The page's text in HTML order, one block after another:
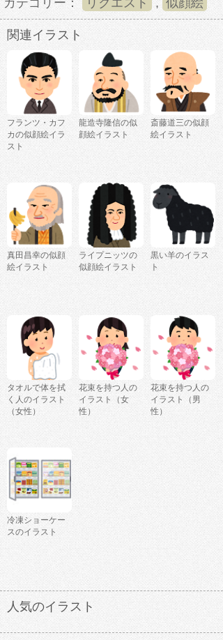
関連イラスト
フランツ・カフ
カの似顔絵イラ
スト
龍造寺隆信の似
顔絵イラスト
斎藤道三の似顔
絵イラスト
真田昌幸の似顔
絵イラスト
ライプニッツの
似顔絵イラスト
黒い羊のイラス
ト
タオルで体を拭
く人のイラスト
（女性）
花束を持つ人の
イラスト（女
性）
花束を持つ人の
イラスト（男
性）
冷凍ショーケー
スのイラスト
人気のイラスト